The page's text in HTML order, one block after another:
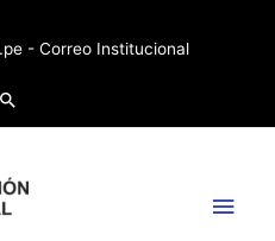
- Correo Institucional